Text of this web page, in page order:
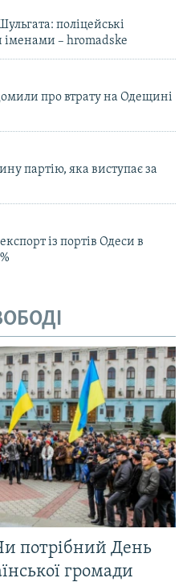
поліцейські
– hromadske
про втрату на Одещині
партію, яка виступає за
із портів Одеси в
потрібний День
громади